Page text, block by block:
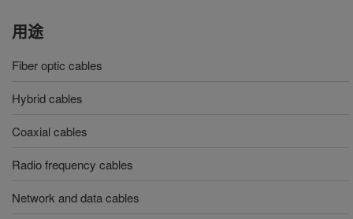
用途
Fiber optic cables
Hybrid cables
Coaxial cables
Radio frequency cables
Network and data cables